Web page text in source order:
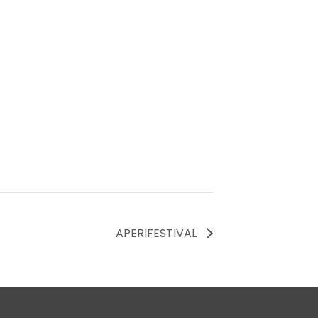
APERIFESTIVAL